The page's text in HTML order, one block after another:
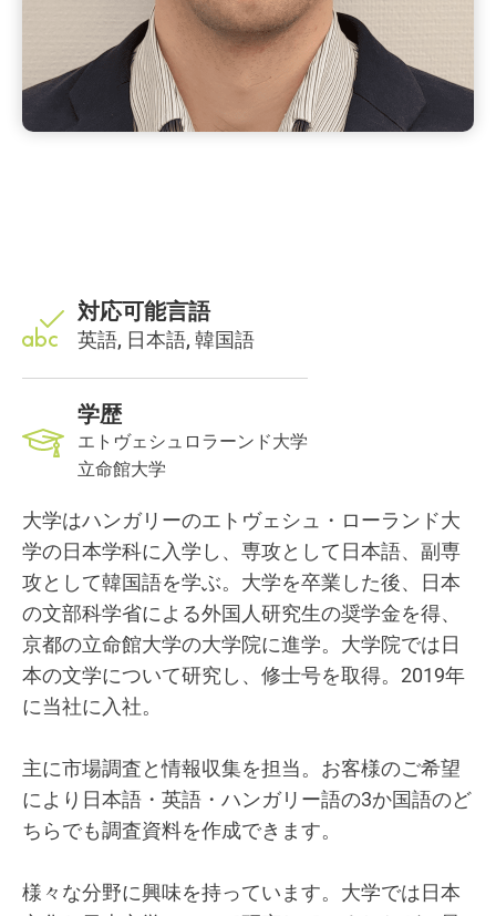
対応可能言語
英語, 日本語, 韓国語
学歴
エトヴェシュロラーンド大学
立命館大学
大学はハンガリーのエトヴェシュ・ローランド大
学の日本学科に入学し、専攻として日本語、副専
攻として韓国語を学ぶ。大学を卒業した後、日本
の文部科学省による外国人研究生の奨学金を得、
京都の立命館大学の大学院に進学。大学院では日
本の文学について研究し、修士号を取得。2019年
に当社に入社。
主に市場調査と情報収集を担当。お客様のご希望
により日本語・英語・ハンガリー語の3か国語のど
ちらでも調査資料を作成できます。
様々な分野に興味を持っています。大学では日本